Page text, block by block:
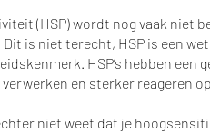
(HSP) wordt nog vaak niet
is niet terecht, HSP is een
HSP’s hebben een
en sterker reageren
niet weet dat je